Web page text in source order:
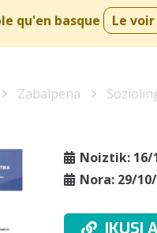
qu'en basque Le voir
Zabalpena
Noiztik: 16/
Nora: 29/
IKUSI